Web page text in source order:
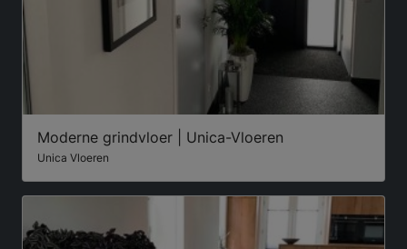
Moderne grindvloer | Unica-Vloeren
Unica Vloeren